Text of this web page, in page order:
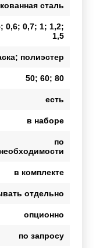
сталь
0,6; 0,7; 1; 1,2;
1,5
полиэстер
50; 60; 80
есть
в наборе
по
необходимости
в комплекте
отдельно
опционно
по запросу